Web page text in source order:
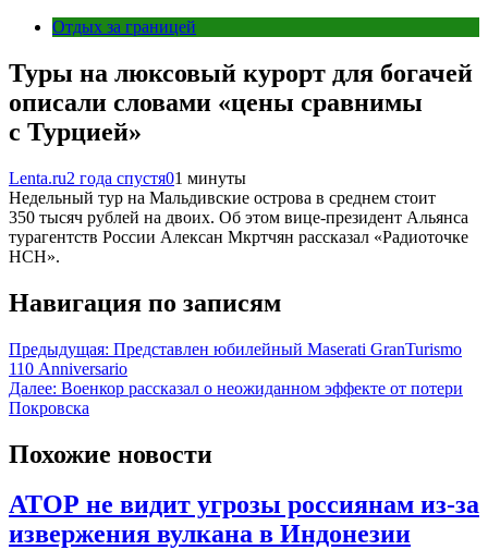
Отдых за границей
Туры на люксовый курорт для богачей
описали словами «цены сравнимы
с Турцией»
Lenta.ru2 года спустя01 минуты
Недельный тур на Мальдивские острова в среднем стоит
350 тысяч рублей на двоих. Об этом вице-президент Альянса
турагентств России Алексан Мкртчян рассказал «Радиоточке
НСН».
Навигация по записям
Предыдущая: Представлен юбилейный Maserati GranTurismo
110 Anniversario
Далее: Военкор рассказал о неожиданном эффекте от потери
Покровска
Похожие новости
АТОР не видит угрозы россиянам из-за
извержения вулкана в Индонезии